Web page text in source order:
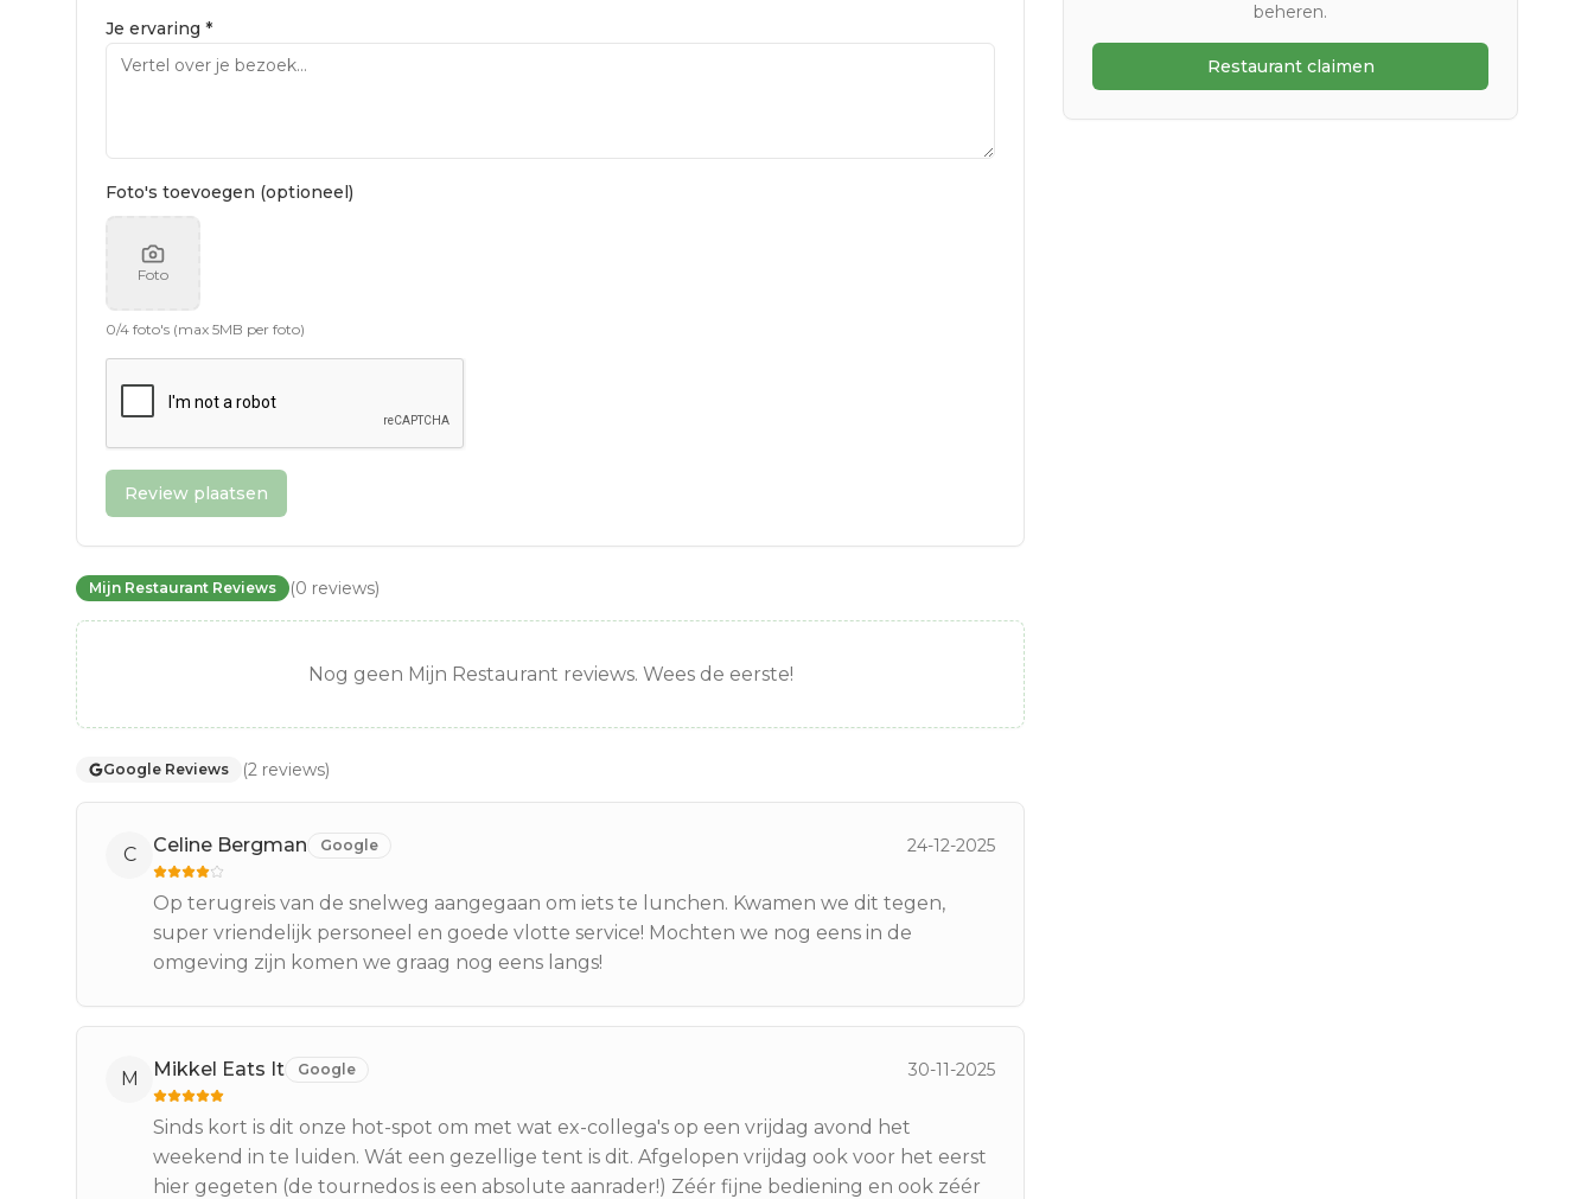
Je ervaring *
Foto's toevoegen (optioneel)
Foto
0/4 foto's (max 5MB per foto)
Review plaatsen
Mijn Restaurant Reviews (0 reviews)
Nog geen Mijn Restaurant reviews. Wees de eerste!
Google Reviews (2 reviews)
C Celine Bergman Google 24-12-2025
Op terugreis van de snelweg aangegaan om iets te lunchen. Kwamen we dit tegen,
super vriendelijk personeel en goede vlotte service! Mochten we nog eens in de
omgeving zijn komen we graag nog eens langs!
M Mikkel Eats It Google 30-11-2025
Sinds kort is dit onze hot-spot om met wat ex-collega's op een vrijdag avond het
weekend in te luiden. Wát een gezellige tent is dit. Afgelopen vrijdag ook voor het eerst
hier gegeten (de tournedos is een absolute aanrader!) Zéér fijne bediening en ook zéér
beheren.
Restaurant claimen